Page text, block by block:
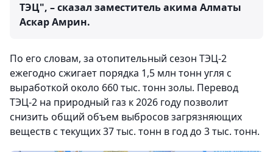
ТЭЦ", – сказал заместитель акима Алматы
Аскар Амрин.
По его словам, за отопительный сезон ТЭЦ-2
ежегодно сжигает порядка 1,5 млн тонн угля с
выработкой около 660 тыс. тонн золы. Перевод
ТЭЦ-2 на природный газ к 2026 году позволит
снизить общий объем выбросов загрязняющих
веществ с текущих 37 тыс. тонн в год до 3 тыс. тонн.